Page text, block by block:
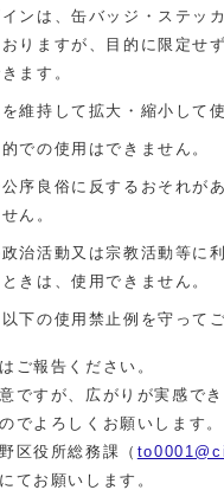
ンは、缶バッジ・ステッ
りますが、目的に限定せ
ます。
維持して拡大・縮小して
での使用はできません。
序良俗に反するおそれが
ん。
治活動又は宗教活動等に
きは、使用できません。
以下の使用禁止例を守って
ご報告ください。
ですが、広がりが実感で
でよろしくお願いします。
区役所総務課（
てお願いします。